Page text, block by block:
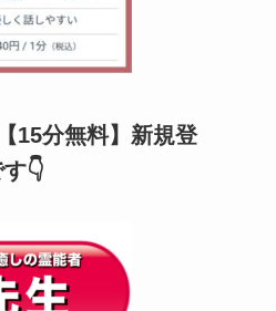
15分無料】新規登
👇️